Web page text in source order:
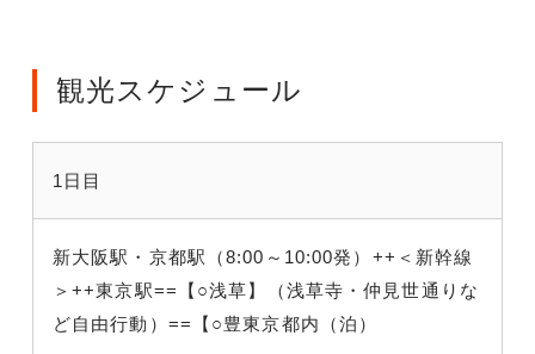
観光スケジュール
1日目
新大阪駅・京都駅（8:00～10:00発）++＜新幹線
＞++東京駅==【○浅草】（浅草寺・仲見世通りな
ど自由行動）==【○豊東京都内（泊）